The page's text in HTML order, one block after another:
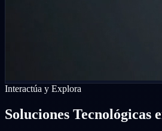
Interactúa y Explora
Soluciones Tecnológicas